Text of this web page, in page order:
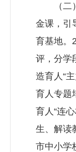
（二）
金课，引
育基地。
评，分学
造育人“
育人专题
育人“连
生、解读
市中小学